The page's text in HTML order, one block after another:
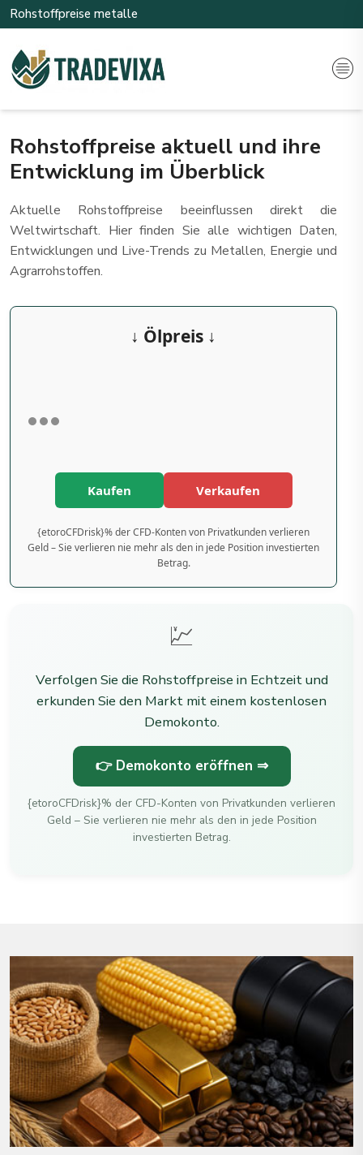
Rohstoffpreise metalle
Rohstoffpreise aktuell und ihre
Entwicklung im Überblick
Aktuelle Rohstoffpreise beeinflussen direkt die
Weltwirtschaft. Hier finden Sie alle wichtigen Daten,
Entwicklungen und Live-Trends zu Metallen, Energie und
Agrarrohstoffen.
↓ Ölpreis ↓
Kaufen Verkaufen
{etoroCFDrisk}% der CFD-Konten von Privatkunden verlieren
Geld – Sie verlieren nie mehr als den in jede Position investierten
Betrag.
💹
Verfolgen Sie die Rohstoffpreise in Echtzeit und
erkunden Sie den Markt mit einem kostenlosen
Demokonto.
👉 Demokonto eröffnen ⇒
{etoroCFDrisk}% der CFD-Konten von Privatkunden verlieren
Geld – Sie verlieren nie mehr als den in jede Position
investierten Betrag.